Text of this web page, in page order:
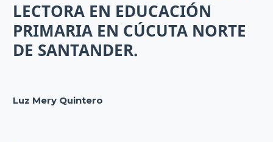
LECTORA EN EDUCACIÓN
PRIMARIA EN CÚCUTA NORTE
DE SANTANDER.
Luz Mery Quintero